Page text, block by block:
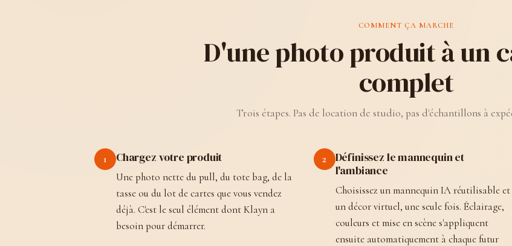
COMMENT ÇA MARCHE
D'une photo produit à un
complet
Trois étapes. Pas de location de studio, pas d'échantillons à
1 Chargez votre produit
Une photo nette du pull, du tote bag, de la
tasse ou du lot de cartes que vous vendez
déjà. C'est le seul élément dont Klayn a
besoin pour démarrer.
2
Définissez le mannequin et
l'ambiance
Choisissez un mannequin IA réutilisable et
un décor virtuel, une seule fois. Éclairage,
couleurs et mise en scène s'appliquent
ensuite automatiquement à chaque futur